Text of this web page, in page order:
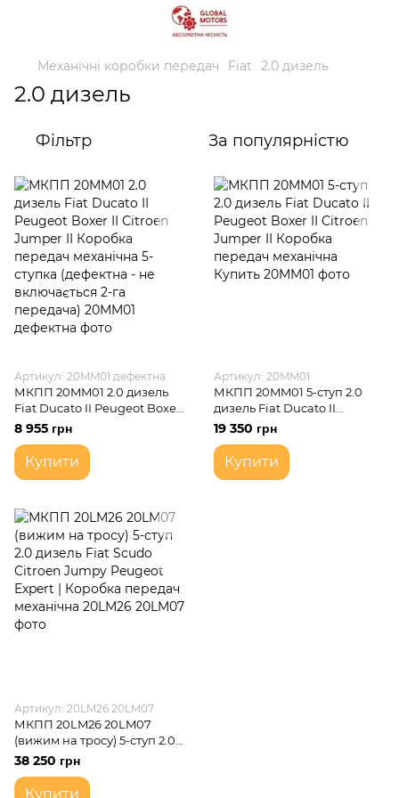
Механічні коробки передач Fiat 2.0 дизель
2.0 дизель
Фільтр За популярністю
Артикул: 20MM01 дефектна
МКПП 20MM01 2.0 дизель
Fiat Ducato II Peugeot Boxer
II Citroen Jumper II Коробка
передач механічна 5-ступка
(дефектна - не включається
2-га передача)
8 955 грн
Купити
Артикул: 20MM01
МКПП 20MM01 5-ступ 2.0
дизель Fiat Ducato II
Peugeot Boxer II Citroen
Jumper II Коробка передач
механічна Купить
19 350 грн
Купити
Артикул: 20LM26 20LM07
МКПП 20LM26 20LM07
(вижим на тросу) 5-ступ 2.0
дизель Fiat Scudo Citroen
Jumpy Peugeot Expert |
Коробка передач
38 250 грн
Купити